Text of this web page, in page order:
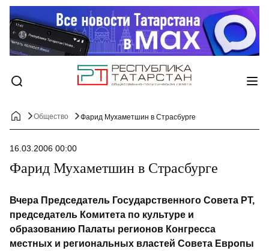
Общество Фарид Мухаметшин в Страсбурге
16.03.2006 00:00
Фарид Мухаметшин в Страсбурге
Вчера Председатель Государственного Совета РТ,
председатель Комитета по культуре и
образованию Палаты регионов Конгресса
местных и региональных властей Совета Европы